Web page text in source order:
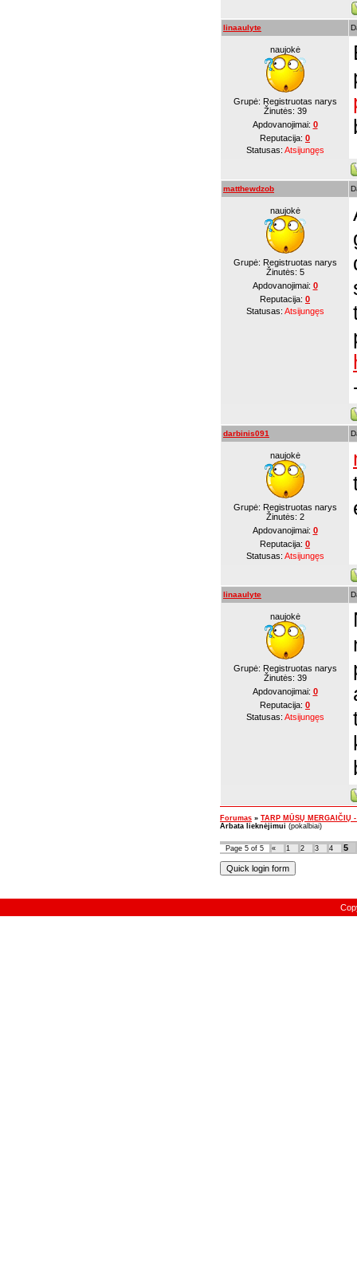
linaaulyte
naujokė
Grupė: Registruotas narys
Žinutės: 39
Apdovanojimai: 0
Reputacija: 0
Statusas: Atsijungęs
matthewdzob
naujokė
Grupė: Registruotas narys
Žinutės: 5
Apdovanojimai: 0
Reputacija: 0
Statusas: Atsijungęs
darbinis091
naujokė
Grupė: Registruotas narys
Žinutės: 2
Apdovanojimai: 0
Reputacija: 0
Statusas: Atsijungęs
linaaulyte
naujokė
Grupė: Registruotas narys
Žinutės: 39
Apdovanojimai: 0
Reputacija: 0
Statusas: Atsijungęs
Forumas » TARP MŪSŲ
Arbata lieknėjimui (pokalbiai)
Page 5 of 5 « 1 2 3 4 5